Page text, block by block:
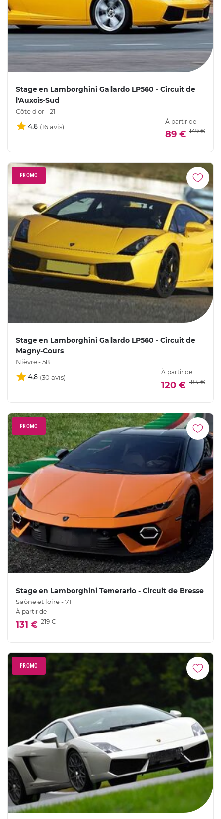
Stage en Lamborghini Gallardo LP560 - Circuit de
l'Auxois-Sud
Côte d'or - 21
4,8
À partir de
89 € 149 €
PROMO
Stage en Lamborghini Gallardo LP560 - Circuit de
Magny-Cours
Nièvre - 58
4,8
À partir de
120 € 184 €
PROMO
Stage en Lamborghini Temerario - Circuit de Bresse
Saône et loire - 71
À partir de
131 € 219 €
PROMO